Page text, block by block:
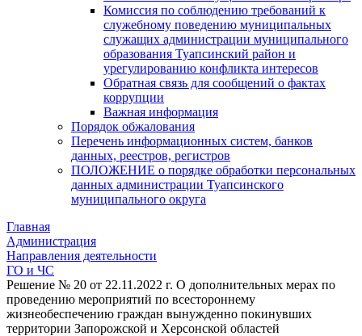
Комиссия по соблюдению требований к
служебному поведению муниципальных
служащих администрации муниципального
образования Туапсинский район и
урегулированию конфликта интересов
Обратная связь для сообщений о фактах
коррупции
Важная информация
Порядок обжалования
Перечень информационных систем, банков
данных, реестров, регистров
ПОЛОЖЕНИЕ о порядке обработки персональных
данных администрации Туапсинского
муниципального округа
Главная
Администрация
Направления деятельности
ГО и ЧС
Решение № 20 от 22.11.2022 г. О дополнительных мерах по
проведению мероприятий по всестороннему
жизнеобеспечению граждан вынужденно покинувших
территории Запорожской и Херсонской областей